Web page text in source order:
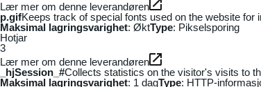
Lær mer om denne leverandøren
p.gifKeeps track of special fonts used on the website
Maksimal lagringsvarighet: ØktType: Pikselsporing
Hotjar
3
Lær mer om denne leverandøren
_hjSession_#Collects statistics on the visitor's visits to
Maksimal lagringsvarighet: 1 dagType: HTTP-